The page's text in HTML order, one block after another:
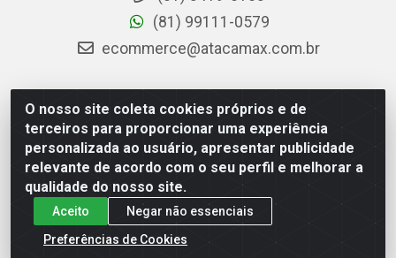
O nosso site coleta cookies próprios e de
terceiros para proporcionar uma experiência
personalizada ao usuário, apresentar publicidade
relevante de acordo com o seu perfil e melhorar a
qualidade do nosso site.
Aceito
Negar não essenciais
Preferências de Cookies
(81) 99111-0579
ecommerce@atacamax.com.br
Atacamax Importadora de Alimentos LTDA - RODOVIA BR-
101 - SUL, KM 79,60 GP E GALPAO:D - Muribeca, Jaboatão dos
Guararapes - PE, 54355-010 - CNPJ 08.305.623/0001-84